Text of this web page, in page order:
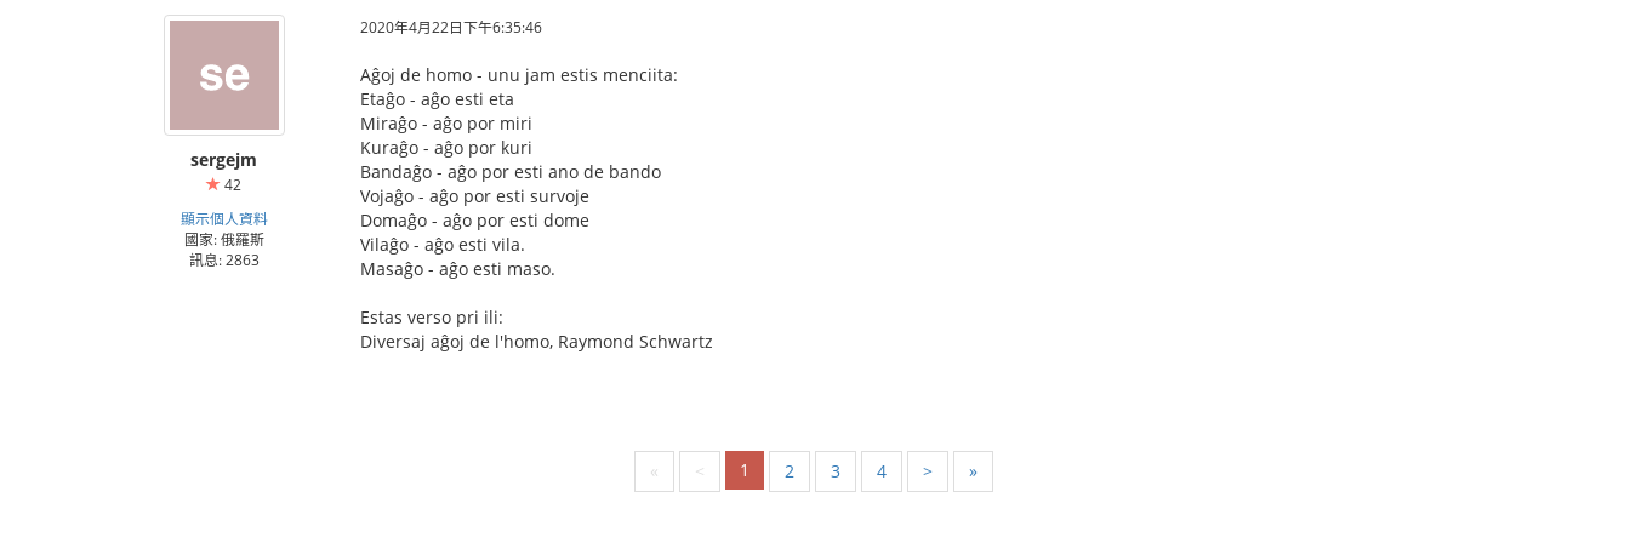
sergejm
42
顯示個人資料
國家: 俄羅斯
訊息: 2863
2020年4月22日下午6:35:46
Aĝoj de homo - unu jam estis menciita:
Etaĝo - aĝo esti eta
Miraĝo - aĝo por miri
Kuraĝo - aĝo por kuri
Bandaĝo - aĝo por esti ano de bando
Vojaĝo - aĝo por esti survoje
Domaĝo - aĝo por esti dome
Vilaĝo - aĝo esti vila.
Masaĝo - aĝo esti maso.
Estas verso pri ili:
Diversaj aĝoj de l'homo, Raymond Schwartz
« < 1 2 3 4 > »